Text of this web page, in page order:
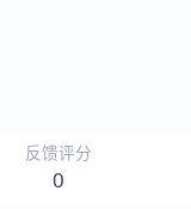
反馈评分
0